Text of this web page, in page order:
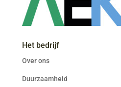
Het bedrijf
Over ons
Duurzaamheid